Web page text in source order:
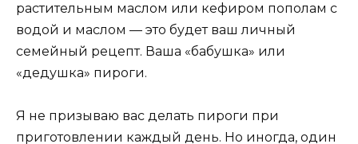
растительным маслом или кефиром пополам с
водой и маслом — это будет ваш личный
семейный рецепт. Ваша «бабушка» или
«дедушка» пироги.
Я не призываю вас делать пироги при
приготовлении каждый день. Но иногда, один